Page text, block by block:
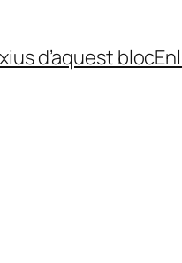
d’aquest bloc